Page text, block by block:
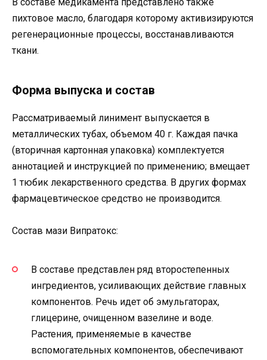
пихтовое масло, благодаря которому активизируются
регенерационные процессы, восстанавливаются
ткани.
Форма выпуска и состав
Рассматриваемый линимент выпускается в
металлических тубах, объемом 40 г. Каждая пачка
(вторичная картонная упаковка) комплектуется
аннотацией и инструкцией по применению; вмещает
1 тюбик лекарственного средства. В других формах
фармацевтическое средство не производится.
Состав мази Випратокс:
В составе представлен ряд второстепенных
ингредиентов, усиливающих действие главных
компонентов. Речь идет об эмульгаторах,
глицерине, очищенном вазелине и воде.
Растения, применяемые в качестве
вспомогательных компонентов, обеспечивают